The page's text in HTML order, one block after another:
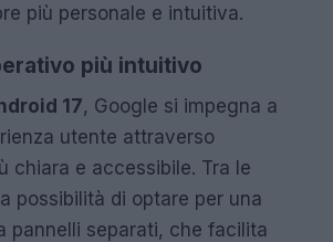
più personale e intuitiva.
più intuitivo
17, Google si impegna a
utente attraverso
chiara e accessibile. Tra le
possibilità di optare per una
pannelli separati, che facilita